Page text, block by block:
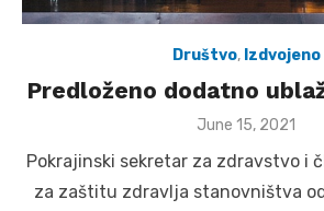
Društvo, Izdvojeno
Predloženo dodatno
Posted
June 15, 2021
Pokrajinski sekretar za zdravstvo i
za zaštitu zdravlja stanovništva